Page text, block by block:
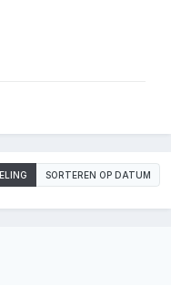
SORTEREN OP DATUM